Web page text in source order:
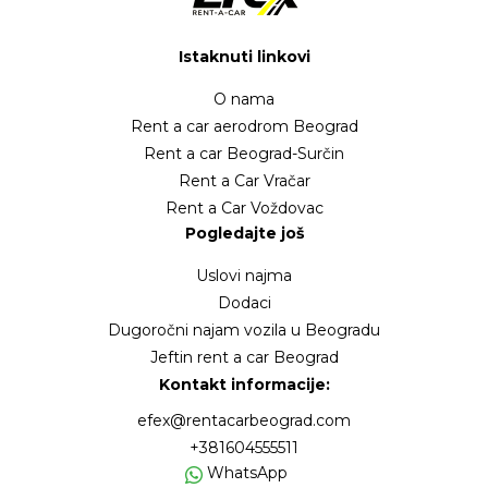
Istaknuti linkovi
O nama
Rent a car aerodrom Beograd
Rent a car Beograd-Surčin
Rent a Car Vračar
Rent a Car Voždovac
Pogledajte još
Uslovi najma
Dodaci
Dugoročni najam vozila u Beogradu
Jeftin rent a car Beograd
Kontakt informacije:
efex@rentacarbeograd.com
+381604555511
WhatsApp